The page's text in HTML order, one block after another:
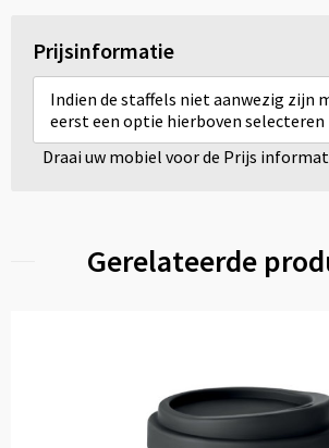
Prijsinformatie
Indien de staffels niet aanwezig zijn
eerst een optie hierboven selecteren
Draai uw mobiel voor de Prijs
Gerelateerde